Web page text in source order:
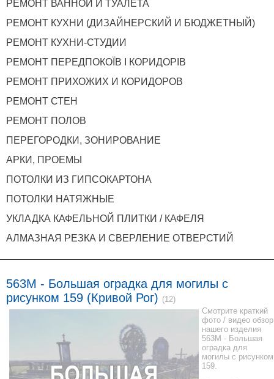
РЕМОНТ ВАННОЙ И ТУАЛЕТА
РЕМОНТ КУХНИ (ДИЗАЙНЕРСКИЙ И БЮДЖЕТНЫЙ)
РЕМОНТ КУХНИ-СТУДИИ
РЕМОНТ ПЕРЕДПОКОЇВ І КОРИДОРІВ
РЕМОНТ ПРИХОЖИХ И КОРИДОРОВ
РЕМОНТ СТЕН
РЕМОНТ ПОЛОВ
ПЕРЕГОРОДКИ, ЗОНИРОВАНИЕ
АРКИ, ПРОЕМЫ
ПОТОЛКИ ИЗ ГИПСОКАРТОНА
ПОТОЛКИ НАТЯЖНЫЕ
УКЛАДКА КАФЕЛЬНОЙ ПЛИТКИ / КАФЕЛЯ
АЛМАЗНАЯ РЕЗКА И СВЕРЛЕНИЕ ОТВЕРСТИЙ
563M - Большая оградка для могилы с
рисунком 159 (Кривой Рог) (12)
Смотрите краткий
фото / видео обзор
нашего изделия
563M - Большая
оградка для
могилы с рисунком
159.